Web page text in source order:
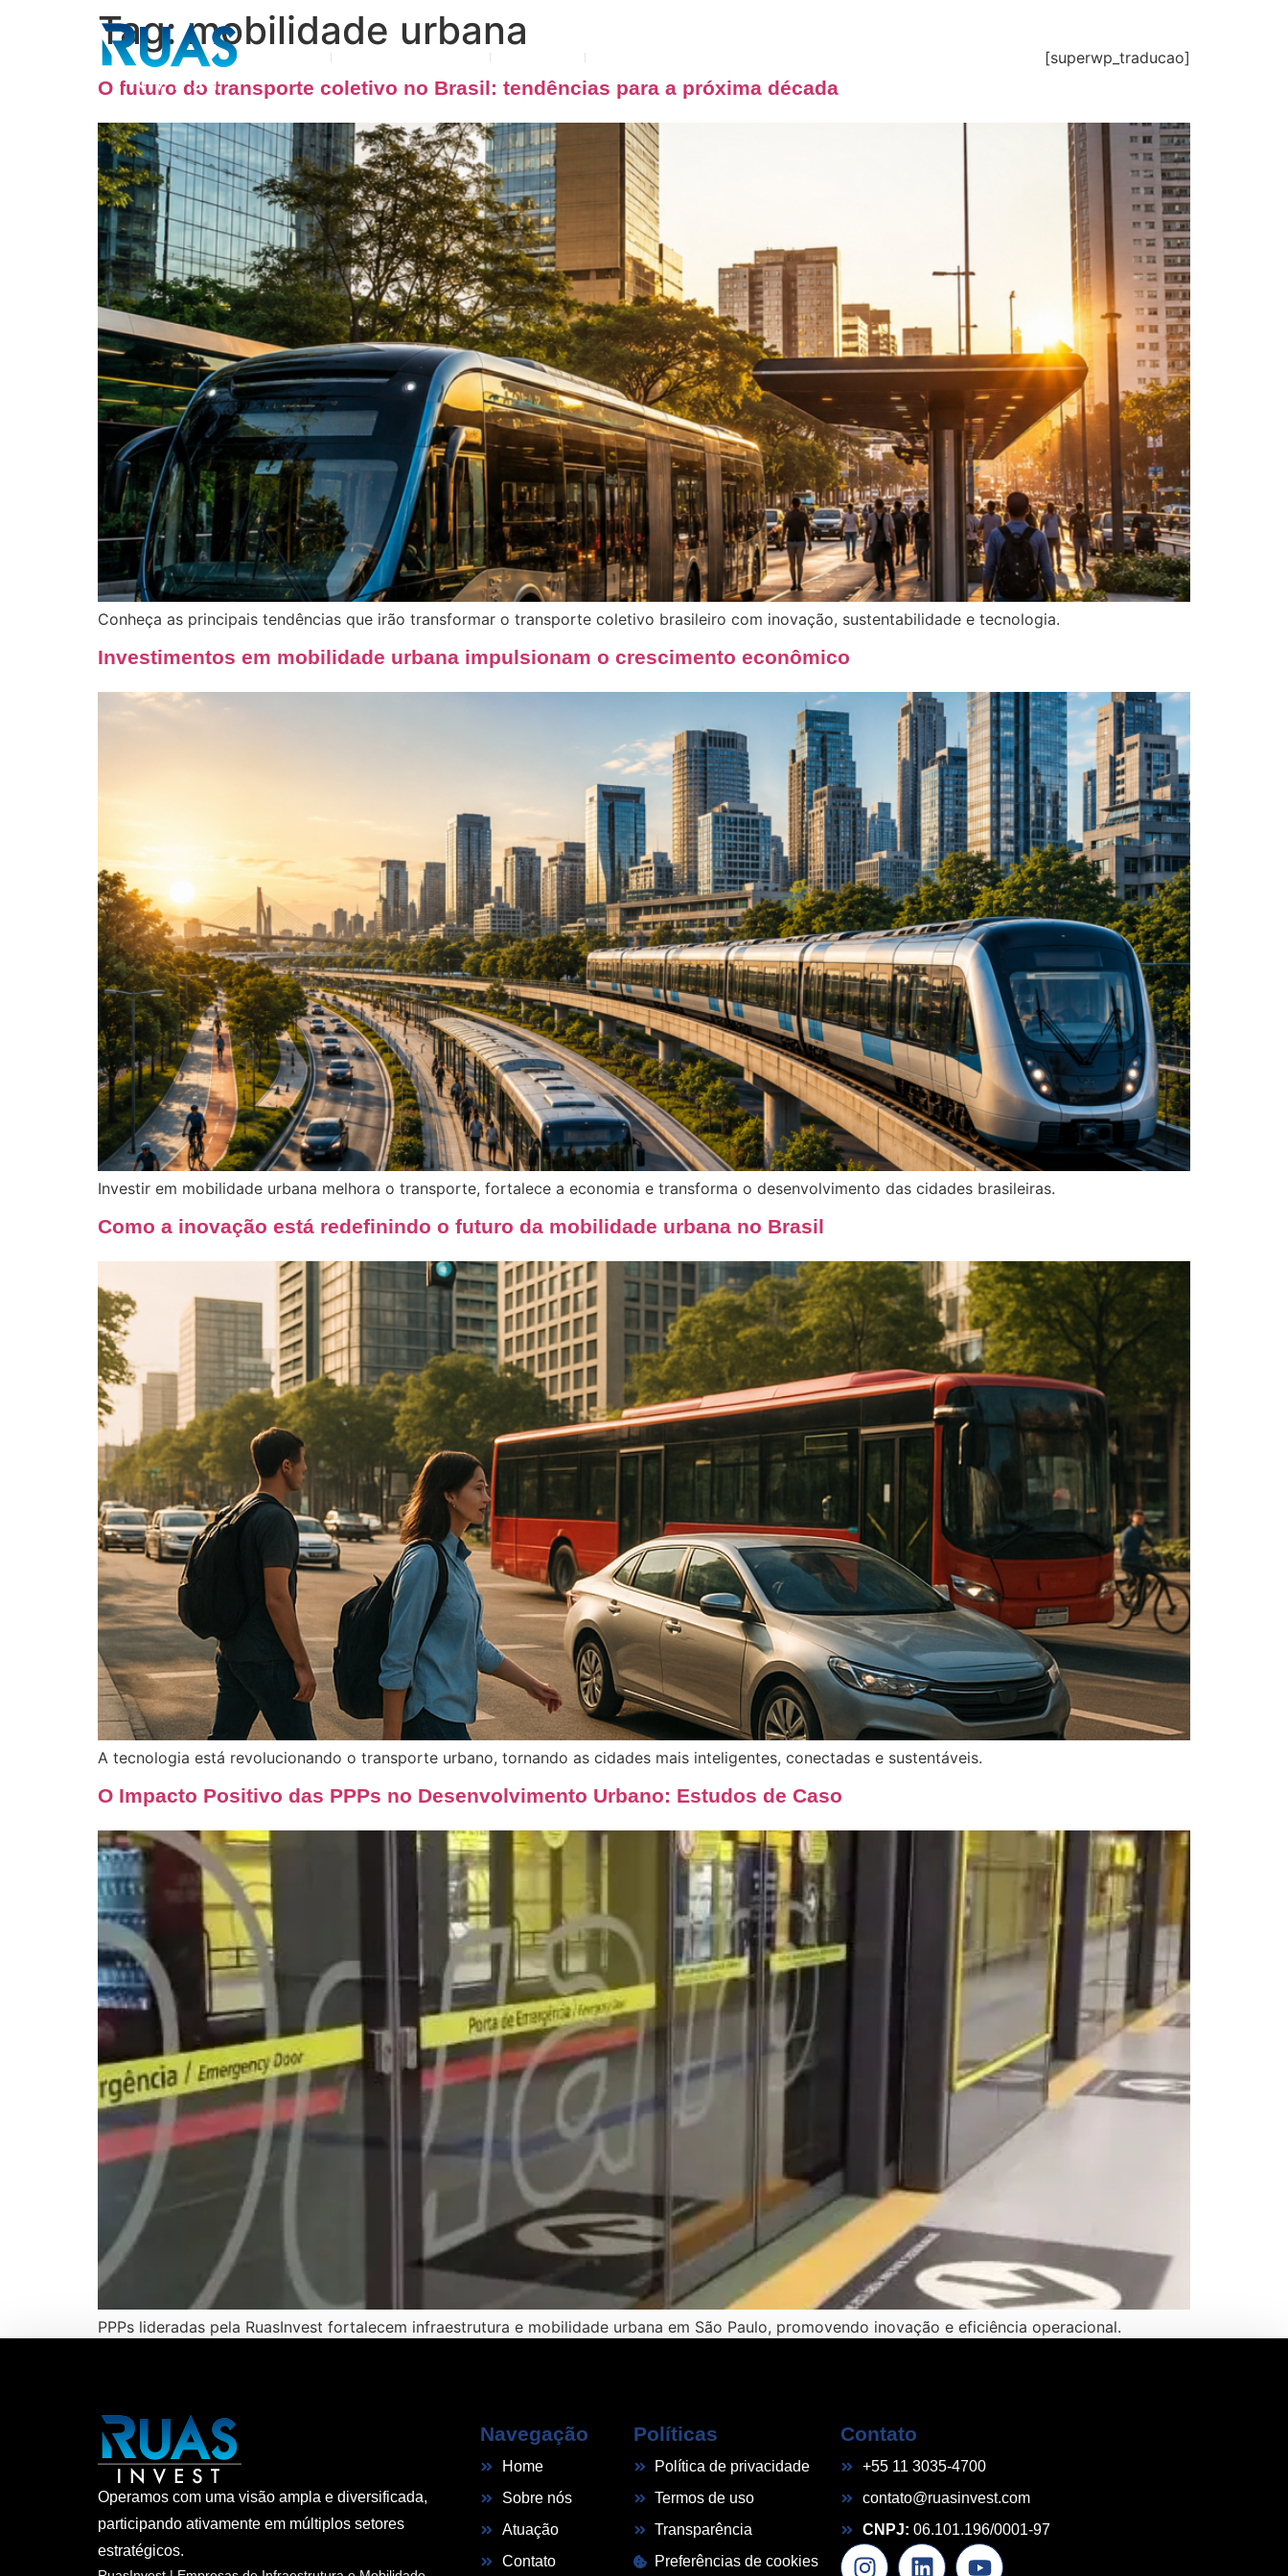
[superwp_traducao]
Tag:mobilidade urbana
O futuro do transporte coletivo no Brasil: tendências para a próxima década
Conheça as principais tendências que irão transformar o transporte coletivo brasileiro com inovação, sustentabilidade e tecnologia.
Investimentos em mobilidade urbana impulsionam o crescimento econômico
Investir em mobilidade urbana melhora o transporte, fortalece a economia e transforma o desenvolvimento das cidades brasileiras.
Como a inovação está redefinindo o futuro da mobilidade urbana no Brasil
A tecnologia está revolucionando o transporte urbano, tornando as cidades mais inteligentes, conectadas e sustentáveis.
O Impacto Positivo das PPPs no Desenvolvimento Urbano: Estudos de Caso
PPPs lideradas pela RuasInvest fortalecem infraestrutura e mobilidade urbana em São Paulo, promovendo inovação e eficiência operacional.
Operamos com uma visão ampla e diversificada,
participando ativamente em múltiplos setores
estratégicos.
Navegação
Home
Sobre nós
Atuação
Contato
Políticas
Política de privacidade
Termos de uso
Transparência
Preferências de cookies
Contato
+55 11 3035-4700
contato@ruasinvest.com
CNPJ: 06.101.196/0001-97